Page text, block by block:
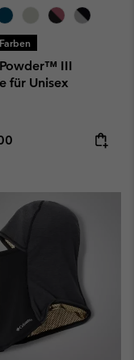
III
für Unisex
price: